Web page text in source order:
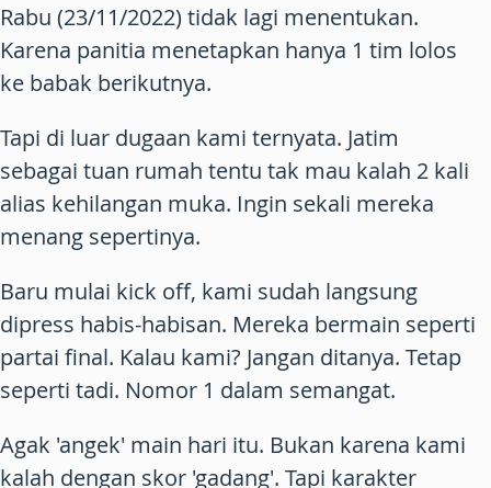
Rabu (23/11/2022) tidak lagi menentukan.
Karena panitia menetapkan hanya 1 tim lolos
ke babak berikutnya.
Tapi di luar dugaan kami ternyata. Jatim
sebagai tuan rumah tentu tak mau kalah 2 kali
alias kehilangan muka. Ingin sekali mereka
menang sepertinya.
Baru mulai kick off, kami sudah langsung
dipress habis-habisan. Mereka bermain seperti
partai final. Kalau kami? Jangan ditanya. Tetap
seperti tadi. Nomor 1 dalam semangat.
Agak 'angek' main hari itu. Bukan karena kami
kalah dengan skor 'gadang'. Tapi karakter